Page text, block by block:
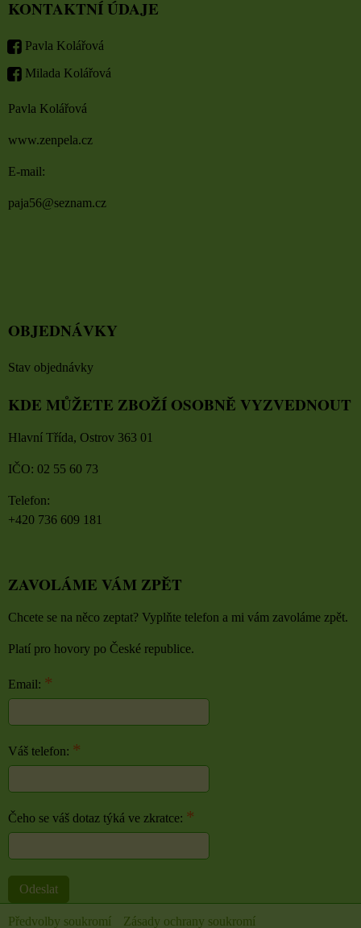
KONTAKTNÍ ÚDAJE
Pavla Kolářová
Milada Kolářová
Pavla Kolářová
www.zenpela.cz
E-mail:
paja56@seznam.cz
OBJEDNÁVKY
Stav objednávky
KDE MŮŽETE ZBOŽÍ OSOBNĚ VYZVEDNOUT
Hlavní Třída, Ostrov 363 01
IČO: 02 55 60 73
Telefon:
+420 736 609 181
ZAVOLÁME VÁM ZPĚT
Chcete se na něco zeptat? Vyplňte telefon a mi vám zavoláme zpět.
Platí pro hovory po České republice.
Email: *
Váš telefon: *
Čeho se váš dotaz týká ve zkratce: *
Odeslat
Předvolby soukromí Zásady ochrany soukromí